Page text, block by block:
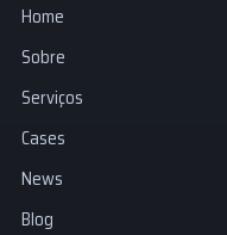
Home
Sobre
Serviços
Cases
News
Blog